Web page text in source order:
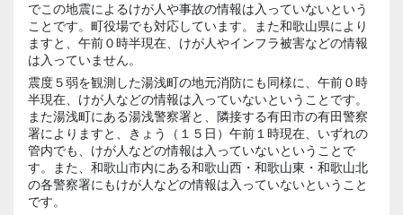
でこの地震によるけが人や事故の情報は入っていないという
ことです。町役場でも対応しています。また和歌山県により
ますと、午前０時半現在、けが人やインフラ被害などの情報
は入っていません。
震度５弱を観測した湯浅町の地元消防にも同様に、午前０時
半現在、けが人などの情報は入っていないということです。
また湯浅町にある湯浅警察署と、隣接する有田市の有田警察
署によりますと、きょう（１５日）午前１時現在、いずれの
管内でも、けが人などの情報は入っていないということで
す。また、和歌山市内にある和歌山西・和歌山東・和歌山北
の各警察署にもけが人などの情報は入っていないということ
です。